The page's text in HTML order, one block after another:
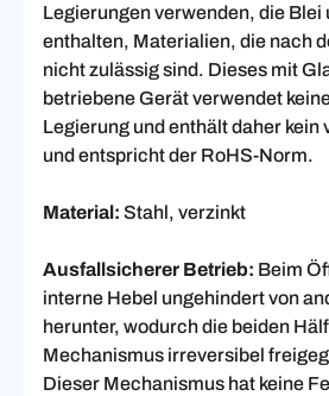
Legierungen verwenden, die Blei
enthalten, Materialien, die nach
nicht zulässig sind. Dieses mit
betriebene Gerät verwendet
Legierung und enthält daher kein
und entspricht der RoHS-Norm.
Material: Stahl, verzinkt
Ausfallsicherer Betrieb: Beim
interne Hebel ungehindert von
herunter, wodurch die beiden
Mechanismus irreversibel
Dieser Mechanismus hat keine